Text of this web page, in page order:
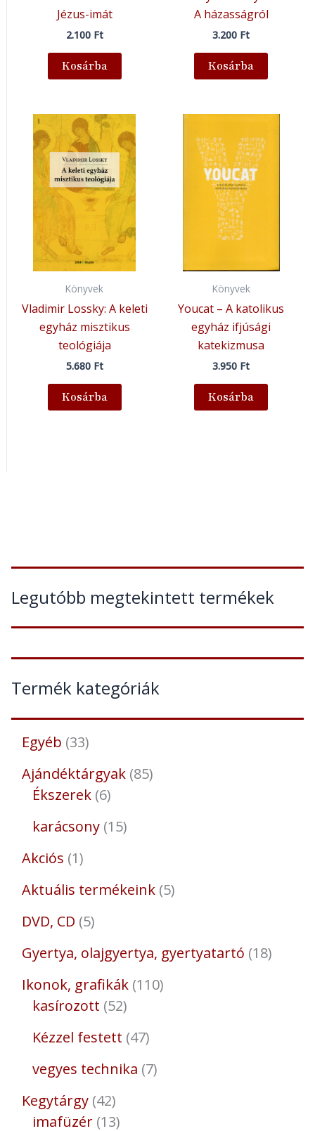
Legutóbb megtekintett termékek
Termék kategóriák
Egyéb 33
Ajándéktárgyak 85
Ékszerek 6
karácsony 15
Akciós 1
Aktuális termékeink 5
DVD, CD 5
Gyertya, olajgyertya, gyertyatartó 18
Ikonok, grafikák 110
kasírozott 52
Kézzel festett 47
vegyes technika 7
Kegytárgy 42
imafüzér 13
Jézus-imát
2.100 Ft
Kosárba
A házasságról
3.200 Ft
Kosárba
Könyvek
Vladimir Lossky: A keleti
egyház misztikus
teológiája
5.680 Ft
Kosárba
Könyvek
Youcat – A katolikus
egyház ifjúsági
katekizmusa
3.950 Ft
Kosárba